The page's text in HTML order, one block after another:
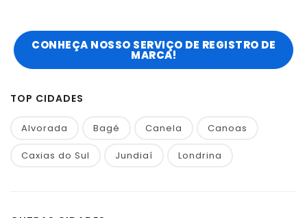
CONHEÇA NOSSO SERVIÇO DE REGISTRO DE
MARCA!
TOP CIDADES
Alvorada Bagé Canela Canoas
Caxias do Sul Jundiaí Londrina